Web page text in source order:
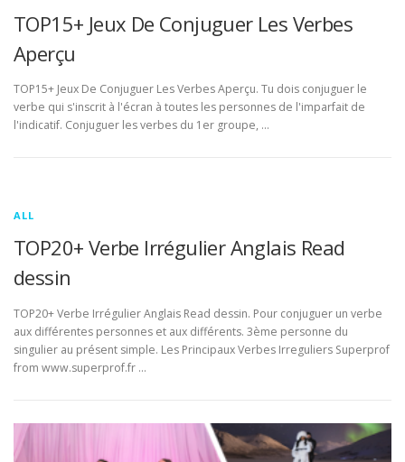
TOP15+ Jeux De Conjuguer Les Verbes
Aperçu
TOP15+ Jeux De Conjuguer Les Verbes Aperçu. Tu dois conjuguer le
verbe qui s'inscrit à l'écran à toutes les personnes de l'imparfait de
l'indicatif. Conjuguer les verbes du 1er groupe, …
ALL
TOP20+ Verbe Irrégulier Anglais Read
dessin
TOP20+ Verbe Irrégulier Anglais Read dessin. Pour conjuguer un verbe
aux différentes personnes et aux différents. 3ème personne du
singulier au présent simple. Les Principaux Verbes Irreguliers Superprof
from www.superprof.fr …